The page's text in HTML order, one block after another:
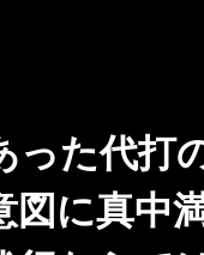
った代打
に真中